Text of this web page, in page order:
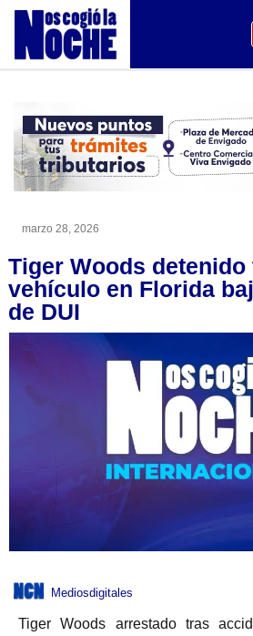
marzo 28, 2026
Tiger Woods
vehículo en Florida
de DUI
Mediosdigitales
Tiger Woods arrestado tras